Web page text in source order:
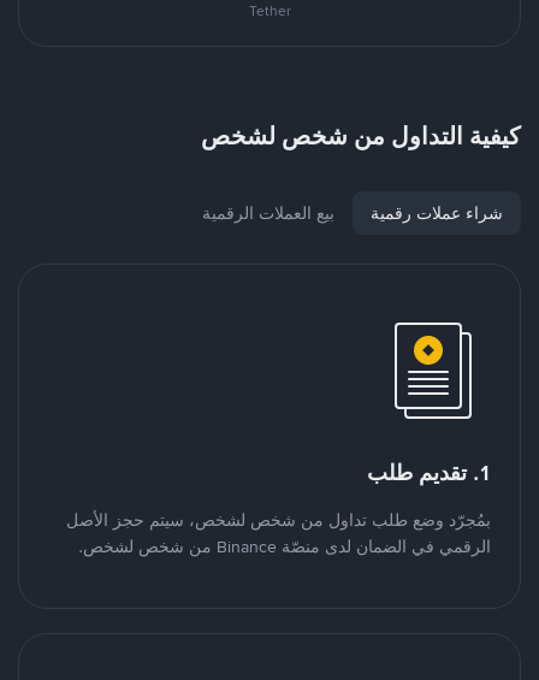
Tether
كيفية التداول من شخص لشخص
شراء عملات رقمية بيع العملات الرقمية
1. تقديم طلب
بمُجرّد وضع طلب تداول من شخص لشخص، سيتم حجز الأصل
الرقمي في الضمان لدى منصّة Binance من شخص لشخص.